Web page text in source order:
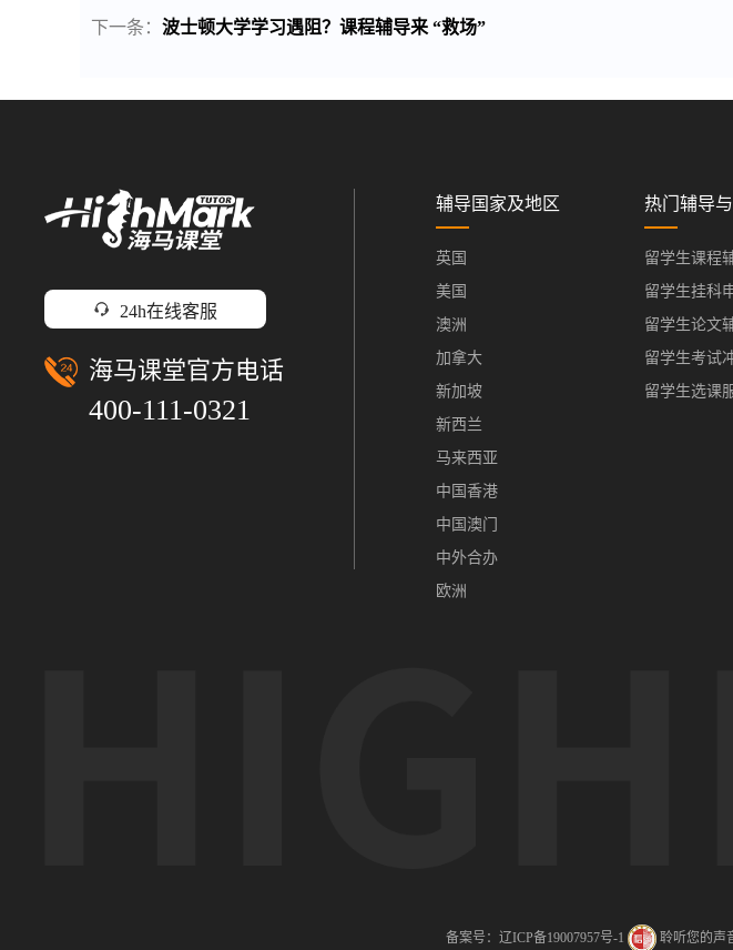
下一条： 波士顿大学学习遇阻？课程辅导来 “救场”
24h在线客服
海马课堂官方电话
400-111-0321
辅导国家及地区
英国
美国
澳洲
加拿大
新加坡
新西兰
马来西亚
中国香港
中国澳门
中外合办
欧洲
热门辅导
留学生课程
留学生挂科
留学生论文
留学生考试
留学生选课
备案号：辽ICP备19007957号-1 聆听您的声